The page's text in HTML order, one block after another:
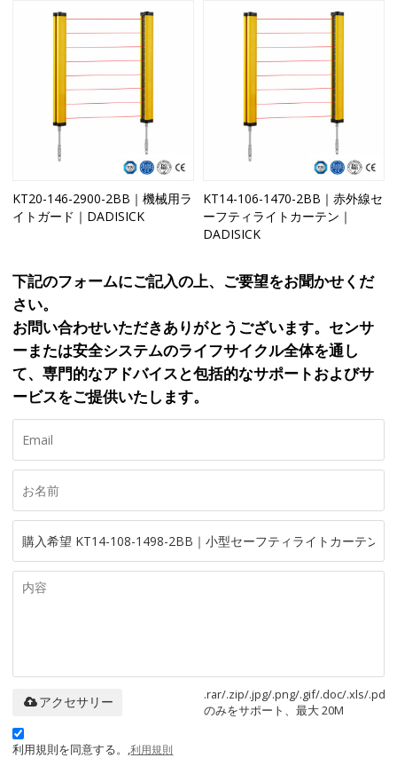
KT20-146-2900-2BB｜機械用ラ
イトガード｜DADISICK
KT14-106-1470-2BB｜赤外線セ
ーフティライトカーテン｜
DADISICK
下記のフォームにご記入の上、ご要望をお聞かせくだ
さい。
お問い合わせいただきありがとうございます。センサ
ーまたは安全システムのライフサイクル全体を通し
て、専門的なアドバイスと包括的なサポートおよびサ
ービスをご提供いたします。
.rar/.zip/.jpg/.png/.gif/.doc/.xls/.pdf
のみをサポート、最大 20M
アクセサリー
利用規則を同意する。,利用規則